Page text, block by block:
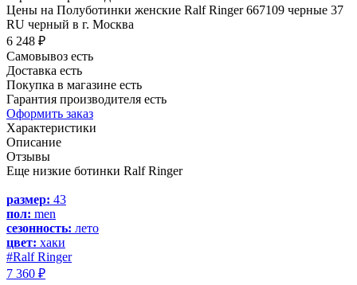
Цены на Полуботинки женские Ralf Ringer 667109 черные 37
RU черный в г. Москва
6 248 ₽
Самовывоз есть
Доставка есть
Покупка в магазине есть
Гарантия производителя есть
Оформить заказ
Характеристики
Описание
Отзывы
Еще низкие ботинки Ralf Ringer
размер: 43
пол: men
сезонность: лето
цвет: хаки
#Ralf Ringer
7 360 ₽